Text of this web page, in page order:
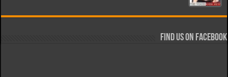
Find us on Facebook